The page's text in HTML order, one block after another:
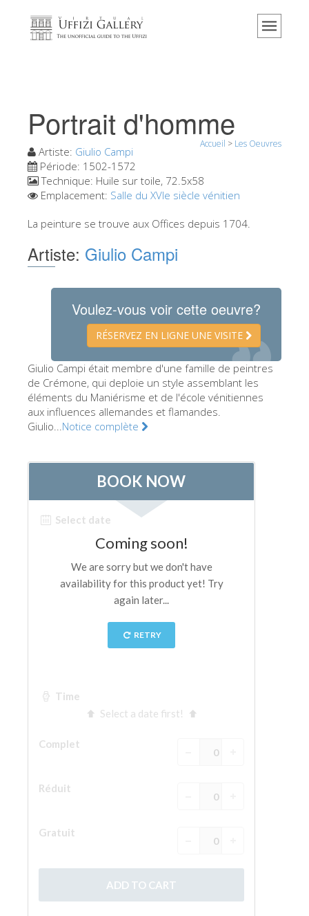
Accueil
Événements et expositions
L' avis des visiteurs
Contact
Explorer la Galerie
Réserver
Visite virtuelle
Les Artistes
Les nouvelles salles
Les autres Musées
Le Musée national du Bargello
Galerie de l'Académie
Les Chapelles Médicis
Le Musée de San Marco
Opificio delle Pietre Dure
Le Musée Galilée
Le Jardin de Boboli
La tour d'Arnolfo
Le Corridor de Vasari
中文
Portrait d'homme
Accueil > Les Oeuvres
Artiste: Giulio Campi
Période: 1502-1572
Technique: Huile sur toile, 72.5x58
Emplacement: Salle du XVIe siècle vénitien
La peinture se trouve aux Offices depuis 1704.
Artiste: Giulio Campi
Voulez-vous voir cette oeuvre?
RÉSERVEZ EN LIGNE UNE VISITE
Giulio Campi était membre d'une famille de peintres
de Crémone, qui deploie un style assemblant les
éléments du Maniérisme et de l'école vénitiennes
aux influences allemandes et flamandes.
Giulio...Notice complète